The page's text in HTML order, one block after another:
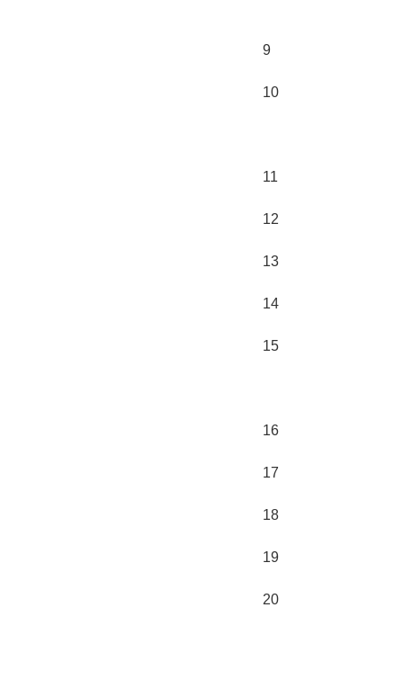
9
10
11
12
13
14
15
16
17
18
19
20